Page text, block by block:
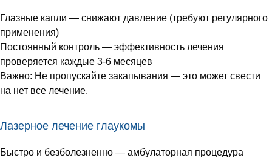
Глазные капли — снижают давление (требуют регулярного
применения)
Постоянный контроль — эффективность лечения
проверяется каждые 3-6 месяцев
Важно: Не пропускайте закапывания — это может свести
на нет все лечение.
Лазерное лечение глаукомы
Быстро и безболезненно — амбулаторная процедура